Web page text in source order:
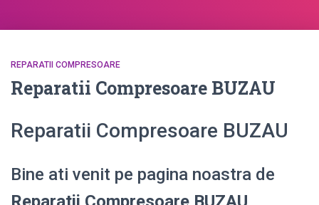
REPARATII COMPRESOARE
Reparatii Compresoare BUZAU
Reparatii Compresoare BUZAU
Bine ati venit pe pagina noastra de